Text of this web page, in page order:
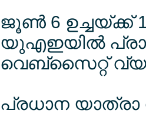
ജൂണ്‍ 6 ഉച്ചയ്ക്ക്
യുഎഇയില്‍
വെബ്സൈറ്റ്
പ്രധാന